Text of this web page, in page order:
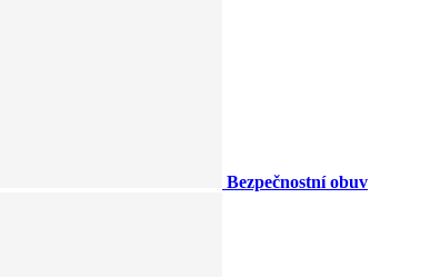
Bezpečnostní obuv